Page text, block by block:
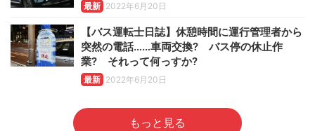
最新 2022年6月20日
【バス運転士日誌】休憩時間に運行管理者から
突然の電話……車両交換? バス停の休止作
業? それって何っすか?
最新 2022年6月20日
もっと見る